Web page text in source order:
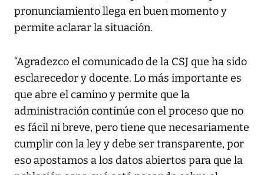
pronunciamiento llega en buen momento y
permite aclarar la situación.
“Agradezco el comunicado de la CSJ que ha sido
esclarecedor y docente. Lo más importante es
que abre el camino y permite que la
administración continúe con el proceso que no
es fácil ni breve, pero tiene que necesariamente
cumplir con la ley y debe ser transparente, por
eso apostamos a los datos abiertos para que la